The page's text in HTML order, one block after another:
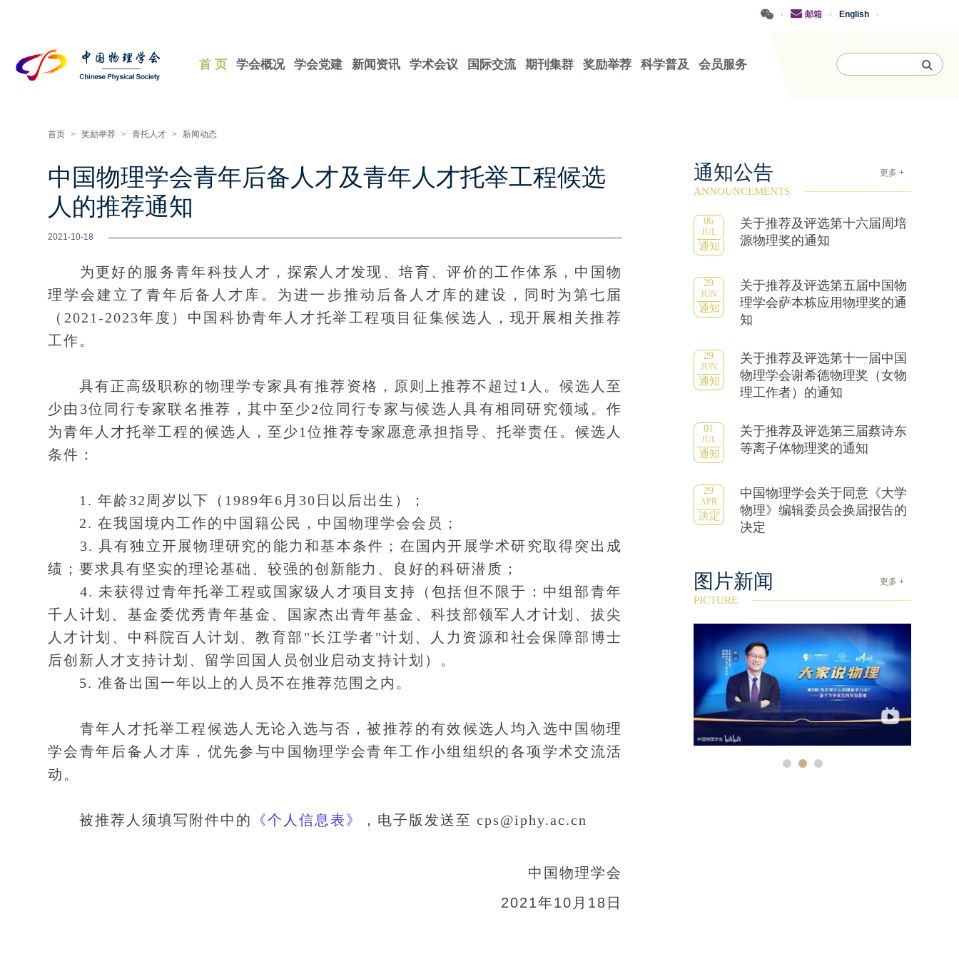
·
English
·
邮箱
·
首 页 学会概况 学会党建 新闻资讯 学术会议 国际交流 期刊集群 奖励举荐 科学普及 会员服务
首页 > 奖励举荐 > 青托人才 > 新闻动态
中国物理学会青年后备人才及青年人才托举工程候选
人的推荐通知
2021-10-18
为更好的服务青年科技人才，探索人才发现、培育、评价的工作体系，中国物
理学会建立了青年后备人才库。为进一步推动后备人才库的建设，同时为第七届
（2021-2023年度）中国科协青年人才托举工程项目征集候选人，现开展相关推荐
工作。
具有正高级职称的物理学专家具有推荐资格，原则上推荐不超过1人。候选人至
少由3位同行专家联名推荐，其中至少2位同行专家与候选人具有相同研究领域。作
为青年人才托举工程的候选人，至少1位推荐专家愿意承担指导、托举责任。候选人
条件：
1. 年龄32周岁以下（1989年6月30日以后出生）；
2. 在我国境内工作的中国籍公民，中国物理学会会员；
3. 具有独立开展物理研究的能力和基本条件；在国内开展学术研究取得突出成
绩；要求具有坚实的理论基础、较强的创新能力、良好的科研潜质；
4. 未获得过青年托举工程或国家级人才项目支持（包括但不限于：中组部青年
千人计划、基金委优秀青年基金、国家杰出青年基金、科技部领军人才计划、拔尖
人才计划、中科院百人计划、教育部"长江学者"计划、人力资源和社会保障部博士
后创新人才支持计划、留学回国人员创业启动支持计划）。
5. 准备出国一年以上的人员不在推荐范围之内。
青年人才托举工程候选人无论入选与否，被推荐的有效候选人均入选中国物理
学会青年后备人才库，优先参与中国物理学会青年工作小组组织的各项学术交流活
动。
被推荐人须填写附件中的 《个人信息表》 ，电子版发送至 cps@iphy.ac.cn
中国物理学会
2021年10月18日
通知公告 更多 +
ANNOUNCEMENTS
06
JUL
通知
关于推荐及评选第十六届周培
源物理奖的通知
29
JUN
通知
关于推荐及评选第五届中国物
理学会萨本栋应用物理奖的通
知
29
JUN
通知
关于推荐及评选第十一届中国
物理学会谢希德物理奖（女物
理工作者）的通知
01
JUL
通知
关于推荐及评选第三届蔡诗东
等离子体物理奖的通知
29
APR
决定
中国物理学会关于同意《大学
物理》编辑委员会换届报告的
决定
更多 +
图片新闻
PICTURE